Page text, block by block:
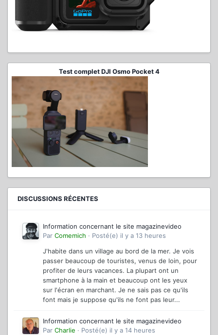
Test complet DJI Osmo Pocket 4
DISCUSSIONS RÉCENTES
Information concernant le site magazinevideo
Par Comemich · Posté(e) il y a 13 heures
J'habite dans un village au bord de la mer. Je vois
passer beaucoup de touristes, venus de loin, pour
profiter de leurs vacances. La plupart ont un
smartphone à la main et beaucoup ont les yeux
sur l'écran en marchant. Je ne sais pas ce qu'ils
font mais je suppose qu'ils ne font pas leur...
Information concernant le site magazinevideo
Par Charlie · Posté(e) il y a 14 heures